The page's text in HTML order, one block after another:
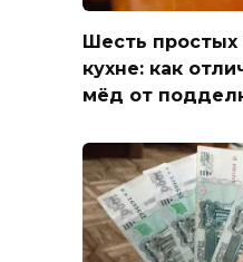
Шесть простых
кухне: как
мёд от